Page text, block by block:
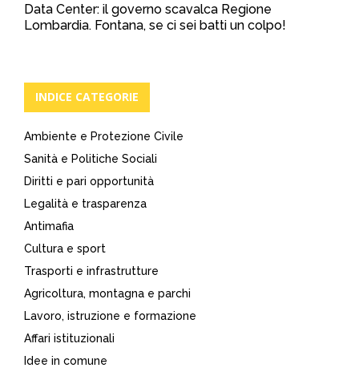
Data Center: il governo scavalca Regione
Lombardia. Fontana, se ci sei batti un colpo!
INDICE CATEGORIE
Ambiente e Protezione Civile
Sanità e Politiche Sociali
Diritti e pari opportunità
Legalità e trasparenza
Antimafia
Cultura e sport
Trasporti e infrastrutture
Agricoltura, montagna e parchi
Lavoro, istruzione e formazione
Affari istituzionali
Idee in comune